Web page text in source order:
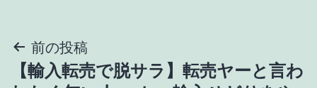
投前の投稿
【輸入転売で脱サラ】転売ヤーと言わ